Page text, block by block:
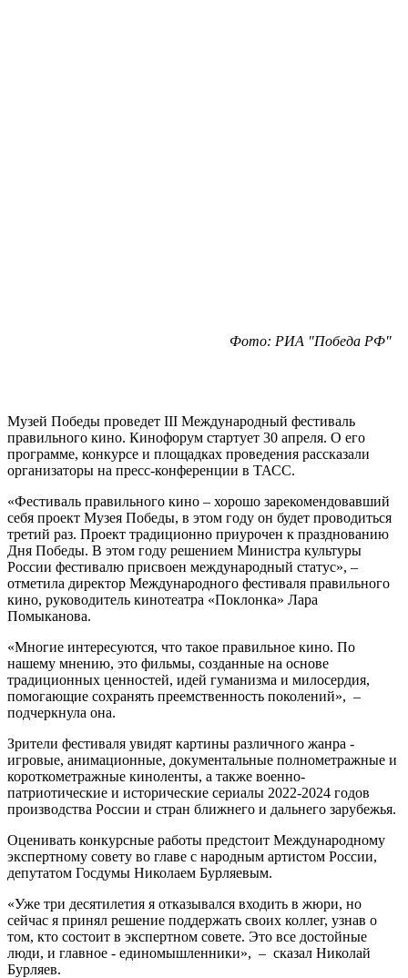
Фото: РИА "Победа РФ"
Музей Победы проведет III Международный фестиваль
правильного кино. Кинофорум стартует 30 апреля. О его
программе, конкурсе и площадках проведения рассказали
организаторы на пресс-конференции в ТАСС.
«Фестиваль правильного кино – хорошо зарекомендовавший
себя проект Музея Победы, в этом году он будет проводиться
третий раз. Проект традиционно приурочен к празднованию
Дня Победы. В этом году решением Министра культуры
России фестивалю присвоен международный статус», –
отметила директор Международного фестиваля правильного
кино, руководитель кинотеатра «Поклонка» Лара
Помыканова.
«Многие интересуются, что такое правильное кино. По
нашему мнению, это фильмы, созданные на основе
традиционных ценностей, идей гуманизма и милосердия,
помогающие сохранять преемственность поколений», –
подчеркнула она.
Зрители фестиваля увидят картины различного жанра -
игровые, анимационные, документальные полнометражные и
короткометражные киноленты, а также военно-
патриотические и исторические сериалы 2022-2024 годов
производства России и стран ближнего и дальнего зарубежья.
Оценивать конкурсные работы предстоит Международному
экспертному совету во главе с народным артистом России,
депутатом Госдумы Николаем Бурляевым.
«Уже три десятилетия я отказывался входить в жюри, но
сейчас я принял решение поддержать своих коллег, узнав о
том, кто состоит в экспертном совете. Это все достойные
люди, и главное - единомышленники», – сказал Николай
Бурляев.